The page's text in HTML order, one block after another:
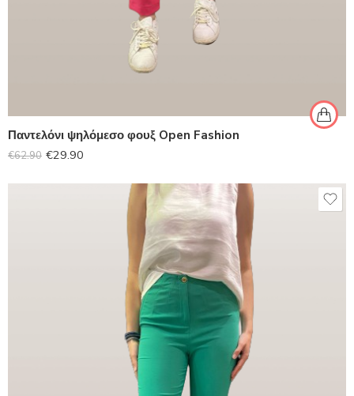
Παντελόνι ψηλόμεσο φουξ Open Fashion
€62.90 €29.90